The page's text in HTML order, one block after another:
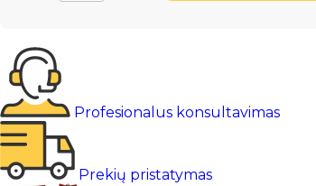
Profesionalus konsultavimas
Prekių pristatymas